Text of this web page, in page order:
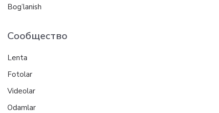
Bog’lanish
Сообщество
Lenta
Fotolar
Videolar
Odamlar